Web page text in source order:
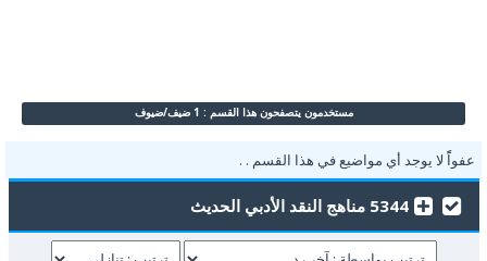
مستخدمون يتصفحون هذا القسم : 1 ضيف/ضيوف
عفواًً لا يوجد أي مواضيع في هذا القسم . .
5344 مناهج النقد الأدبي الحديث